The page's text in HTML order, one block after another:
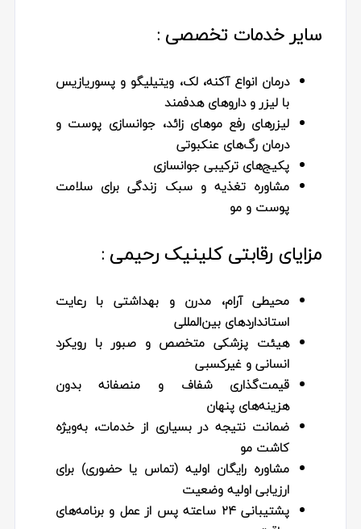
سایر خدمات تخصصی :
درمان انواع آکنه، لک، ویتیلیگو و پسوریازیس
با لیزر و داروهای هدفمند
لیزرهای رفع موهای زائد، جوانسازی پوست و
درمان رگ‌های عنکبوتی
پکیج‌های ترکیبی جوانسازی
مشاوره تغذیه و سبک زندگی برای سلامت
پوست و مو
مزایای رقابتی کلینیک رحیمی :
محیطی آرام، مدرن و بهداشتی با رعایت
استانداردهای بین‌المللی
هیئت پزشکی متخصص و صبور با رویکرد
انسانی و غیرکسبی
قیمت‌گذاری شفاف و منصفانه بدون
هزینه‌های پنهان
ضمانت نتیجه در بسیاری از خدمات، به‌ویژه
کاشت مو
مشاوره رایگان اولیه (تماس یا حضوری) برای
ارزیابی اولیه وضعیت
پشتیبانی ۲۴ ساعته پس از عمل و برنامه‌های